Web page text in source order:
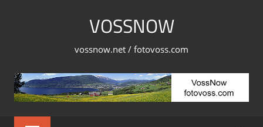
VOSSNOW
vossnow.net / fotovoss.com